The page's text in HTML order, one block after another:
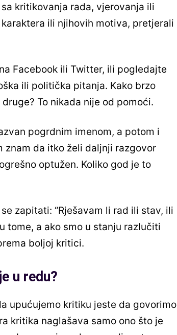
kritikovanja rada, vjerovanja ili
ili njihovih motiva, pretjerali
Facebook ili Twitter, ili pogledajte
ili politička pitanja. Kako brzo
To nikada nije od pomoći.
pogrdnim imenom, a potom i
znam da itko želi daljnji razgovor
optužen. Koliko god je to
zapitati: “Rješavam li rad ili stav, ili
tome, a ako smo u stanju razlučiti
boljoj kritici.
u redu?
upućujemo kritiku jeste da govorimo
kritika naglašava samo ono što je